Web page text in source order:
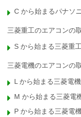
C から始まるパナソ
三菱重工のエアコンの
S から始まる三菱重
三菱電機のエアコンの
L から始まる三菱電
M から始まる三菱電
P から始まる三菱電